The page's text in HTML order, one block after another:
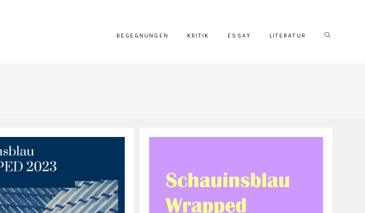
BEGEGNUNGEN KRITIK ESSAY LITERATUR Website-